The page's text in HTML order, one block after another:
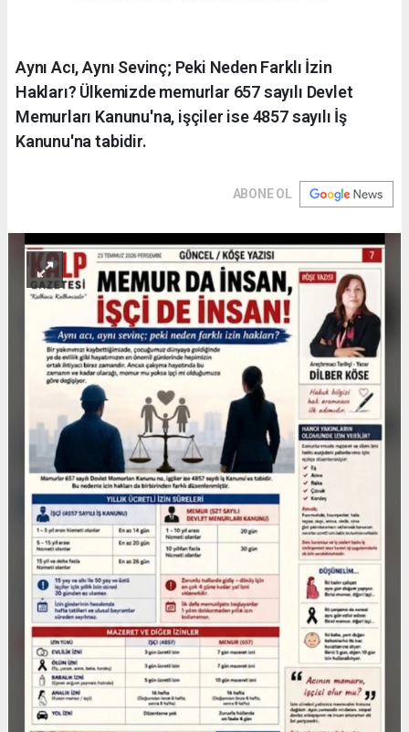
Aynı Acı, Aynı Sevinç; Peki Neden Farklı İzin
Hakları? Ülkemizde memurlar 657 sayılı Devlet
Memurları Kanunu'na, işçiler ise 4857 sayılı İş
Kanunu'na tabidir.
ABONE OL